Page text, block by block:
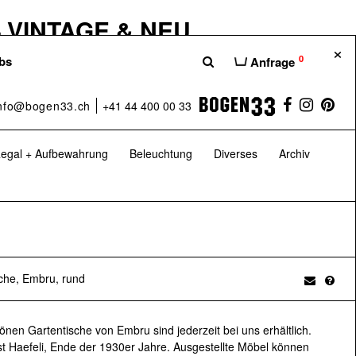
×
Anfrage 0
+41 44 400 00 33
+ Aufbewahrung Beleuchtung Diverses
Archiv
Embru, rund
Gartentische von Embru sind jederzeit bei uns erhältlich.
Haefeli, Ende der 1930er Jahre. Ausgestellte Möbel können
& NEU
unserer Möbelshops Bogen33,
ihr das Beste aus der Welt des
bei uns im H100.
10:00–17:00 Uhr
H100 – Das Möbelhaus
20 Jahren auf Vintage-Möbel und